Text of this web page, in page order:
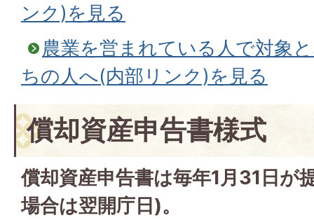
ンク)を見る
農業を営まれている人で対象
ちの人へ(内部リンク)を見る
償却資産申告書様式
償却資産申告書は毎年1月31日が
場合は翌開庁日)。